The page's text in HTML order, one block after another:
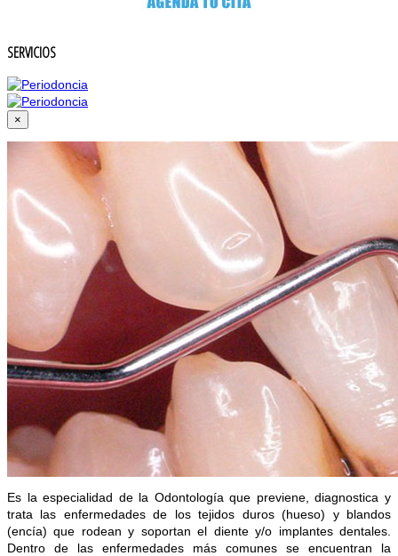
SERVICIOS
×
Es la especialidad de la Odontología que previene, diagnostica y
trata las enfermedades de los tejidos duros (hueso) y blandos
(encía) que rodean y soportan el diente y/o implantes dentales.
Dentro de las enfermedades más comunes se encuentran la